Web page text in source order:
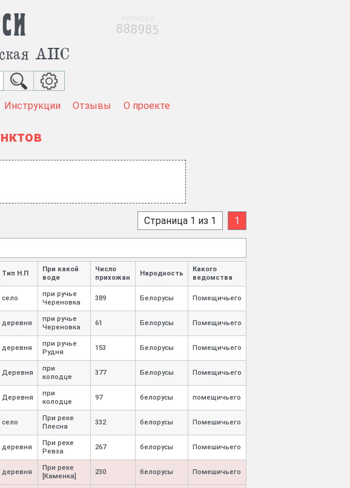
АИС
Инструкции Отзывы О проекте
Страница 1 из 1 1
Тип Н.П
При какой
воде
Число
прихожан
Народность
Какого
ведомства
село
при ручье
Череновка
389 Белорусы Помещичьего
деревня
при ручье
Череновка
61 Белорусы Помещичьего
деревня
при ручье
Рудня
153 Белорусы Помещичьего
Деревня
при
колодце
377 Белорусы Помещичьего
Деревня
при
колодце
97 белорусы помещичьего
село
При реке
Плесна
332 белорусы Помешичьего
деревня
При реке
Ревза
267 белорусы Помешичьего
деревня
При реке
[Каменка]
230 белорусы Помешичьего
888985